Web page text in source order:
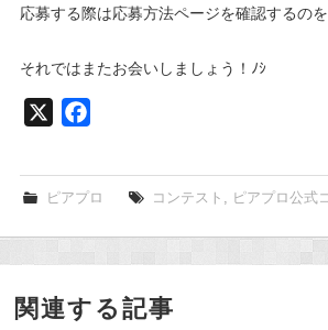
応募する際は応募方法ページを確認するのを
それではまたお会いしましょう！ﾉｼ
e
o
k
ピアプロ コンテスト , ピアプロ公式
関連する記事